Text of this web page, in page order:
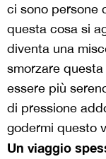
ci sono persone
questa cosa si
diventa una
smorzare
essere più
di pressione
godermi questo
Un viaggio